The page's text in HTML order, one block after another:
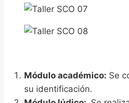
Módulo académico: Se
su identificación.